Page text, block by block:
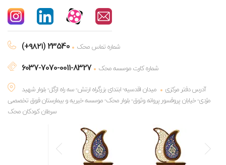
(+۹۸۲۱) 23540 شماره تماس محک
6037-7070-0011-8327
شماره کارت موسسه محک
آدرس دفتر مرکزی
میدان اقدسیه- ابتدای بزرگراه ارتش- سه راه ازگل- بلوار شهید
مژدی- خیابان پروفسور پروانه وثوق- بلوار محک- موسسه خیریه و بیمارستان فوق تخصصی
سرطان کودکان محک